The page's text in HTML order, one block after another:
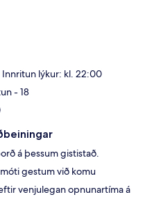
lýkur: kl. 22:00
- 18
á þessum gististað.
gestum við komu
venjulegan opnunartíma á